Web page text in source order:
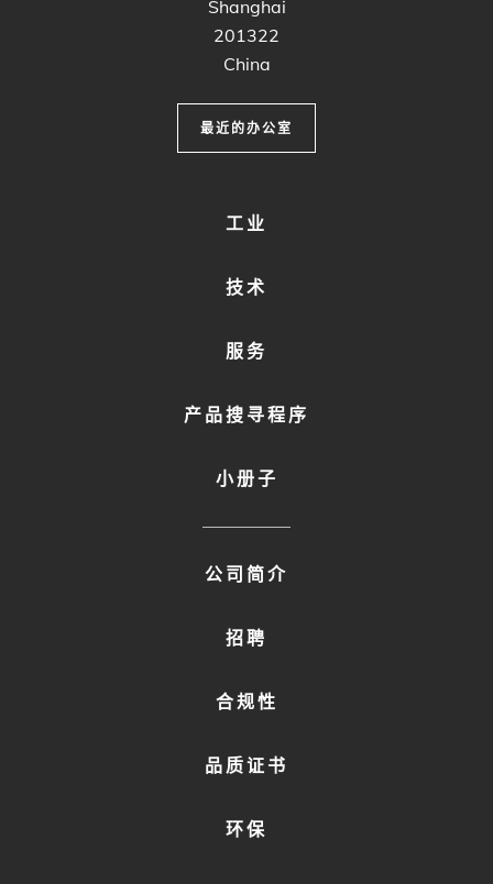
Shanghai
201322
China
最近的办公室
工业
技术
服务
产品搜寻程序
小册子
公司简介
招聘
合规性
品质证书
环保